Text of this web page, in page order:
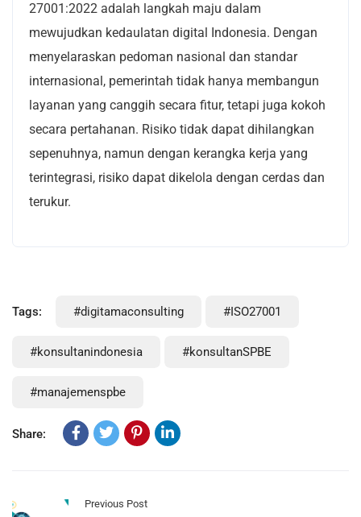
27001:2022 adalah langkah maju dalam
mewujudkan kedaulatan digital Indonesia. Dengan
menyelaraskan pedoman nasional dan standar
internasional, pemerintah tidak hanya membangun
layanan yang canggih secara fitur, tetapi juga kokoh
secara pertahanan. Risiko tidak dapat dihilangkan
sepenuhnya, namun dengan kerangka kerja yang
terintegrasi, risiko dapat dikelola dengan cerdas dan
terukur.
Tags: #digitamaconsulting #ISO27001
#konsultanindonesia #konsultanSPBE
#manajemenspbe
Share:
Previous Post